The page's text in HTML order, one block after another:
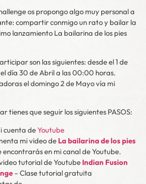
os propongo algo muy personal a
compartir conmigo un rato y bailar la
lanzamiento La bailarina de los pies
son las siguientes: desde el 1 de
día 30 de Abril a las 00:00 horas.
el domingo 2 de Mayo vía mi
tienes que seguir los siguientes PASOS:
cuenta deYoutube
mi video de La bailarina de los pies
encontrarás en mi canal de Youtube.
tutorial de Youtube Indian Fusion
– Clase tutorial gratuita